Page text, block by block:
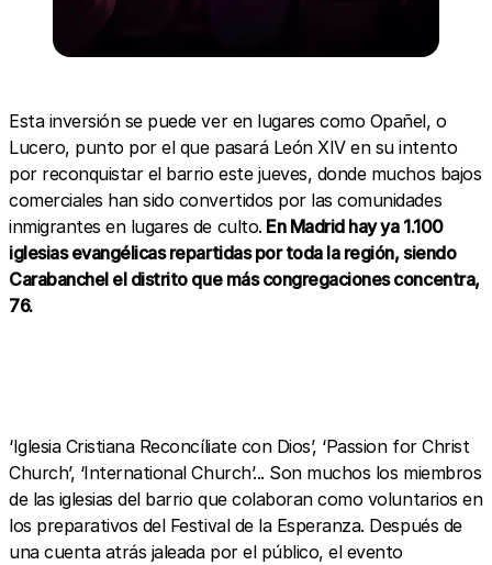
Esta inversión se puede ver en lugares como Opañel, o
Lucero, punto por el que pasará León XIV en su intento
por reconquistar el barrio este jueves, donde muchos bajos
comerciales han sido convertidos por las comunidades
inmigrantes en lugares de culto. En Madrid hay ya 1.100
iglesias evangélicas repartidas por toda la región, siendo
Carabanchel el distrito que más congregaciones concentra,
76.
‘Iglesia Cristiana Reconcíliate con Dios’, ‘Passion for Christ
Church’, ‘International Church’... Son muchos los miembros
de las iglesias del barrio que colaboran como voluntarios en
los preparativos del Festival de la Esperanza. Después de
una cuenta atrás jaleada por el público, el evento